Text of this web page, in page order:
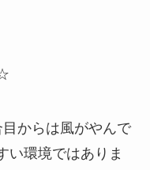
からは風がやんで
い環境ではありま